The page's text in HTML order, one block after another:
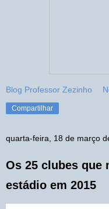
Blog Professor Zezinho
Compartilhar
quarta-feira, 18 de março
Os 25 clubes que
estádio em 2015